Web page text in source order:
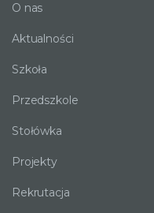
O nas
Aktualności
Szkoła
Przedszkole
Stołówka
Projekty
Rekrutacja